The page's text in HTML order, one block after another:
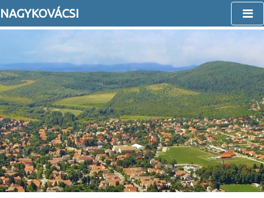
NAGYKOVÁCSI